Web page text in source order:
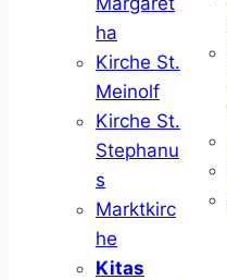
ha
Kirche St.
Meinolf
Kirche St.
Stephanu
s
Marktkirc
he
Kitas